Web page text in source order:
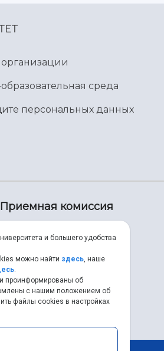
среда
персональных данных
Приемная комиссия
8 (846) 267-48-67
priem@ssau.ru
и большего удобства
можно найти здесь, наше
.
проинформированы об
с нашим положением об
файлы cookies в настройках